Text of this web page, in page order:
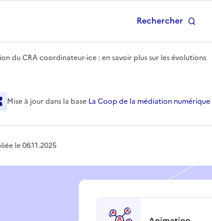
la page d'accueil
Rechercher
du CRA coordinateur·ice : en savoir plus sur les évolutions
Mise à jourdans la base La Coop de la médiation numérique
le06.11.2025